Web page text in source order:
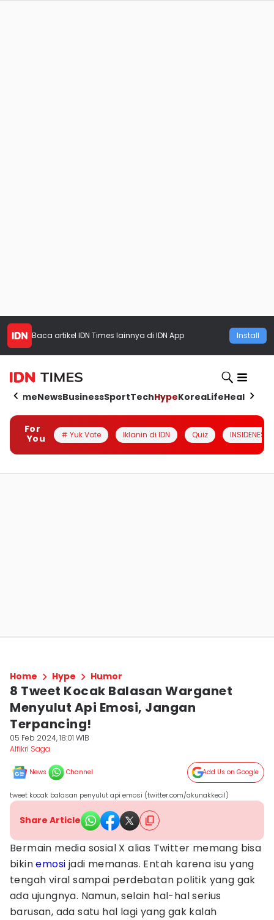
Baca artikel IDN Times lainnya di IDN App Install
HomeNewsBusinessSportTechHypeKoreaLifeHealth
For
You
# Yuk Vote Iklanin di IDN Quiz INSIDENESIA
Home Hype Humor
8 Tweet Kocak Balasan Warganet
Menyulut Api Emosi, Jangan
Terpancing!
05 Feb 2024, 18:01 WIB
Alfikri Saga
News Channel Add Us on Google
tweet kocak balasan penyulut api emosi (twitter.com/akunakkecil)
Share Article
Bermain media sosial X alias Twitter memang bisa
bikinemosi jadi memanas. Entah karena isu yang
tengah viral sampai perdebatan politik yang gak
ada ujungnya. Namun, selain hal-hal serius
barusan, ada satu hal lagi yang gak kalah